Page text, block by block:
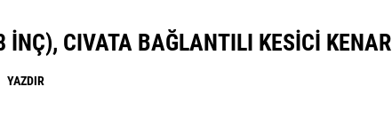
CIVATA BAĞLANTILI KESICI KENAR
YAZDIR